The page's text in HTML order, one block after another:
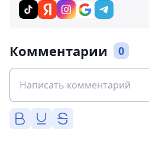
Комментарии 0